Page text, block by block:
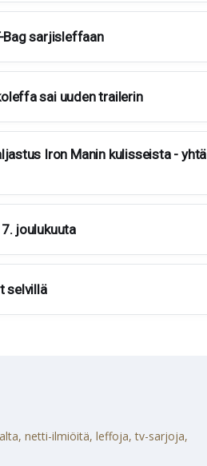
Bag sarjisleffaan
sai uuden trailerin
Iron Manin kulisseista - yhtä
joulukuuta
selvillä
netti-ilmiöitä, leffoja, tv-sarjoja,